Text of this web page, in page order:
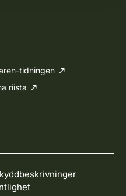
tidningen
riista